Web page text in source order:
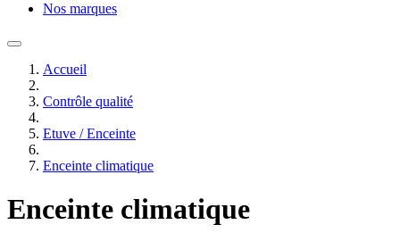
Nos marques
Accueil
Contrôle qualité
Etuve / Enceinte
Enceinte climatique
Enceinte climatique